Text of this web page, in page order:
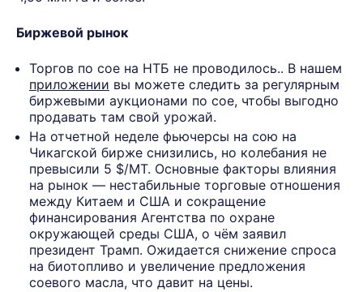
Биржевой рынок
Торгов по сое на НТБ не проводилось.. В нашем
приложении вы можете следить за регулярным
биржевыми аукционами по сое, чтобы выгодно
продавать там свой урожай.
На отчетной неделе фьючерсы на сою на
Чикагской бирже снизились, но колебания не
превысили 5 $/МТ. Основные факторы влияния
на рынок — нестабильные торговые отношения
между Китаем и США и сокращение
финансирования Агентства по охране
окружающей среды США, о чём заявил
президент Трамп. Ожидается снижение спроса
на биотопливо и увеличение предложения
соевого масла, что давит на цены.